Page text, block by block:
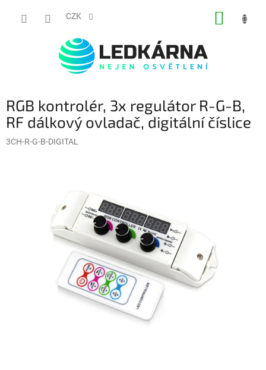
CZK
RGB kontrolér, 3x regulátor R-G-B,
RF dálkový ovladač, digitální číslice
3CH-R-G-B-DIGITAL